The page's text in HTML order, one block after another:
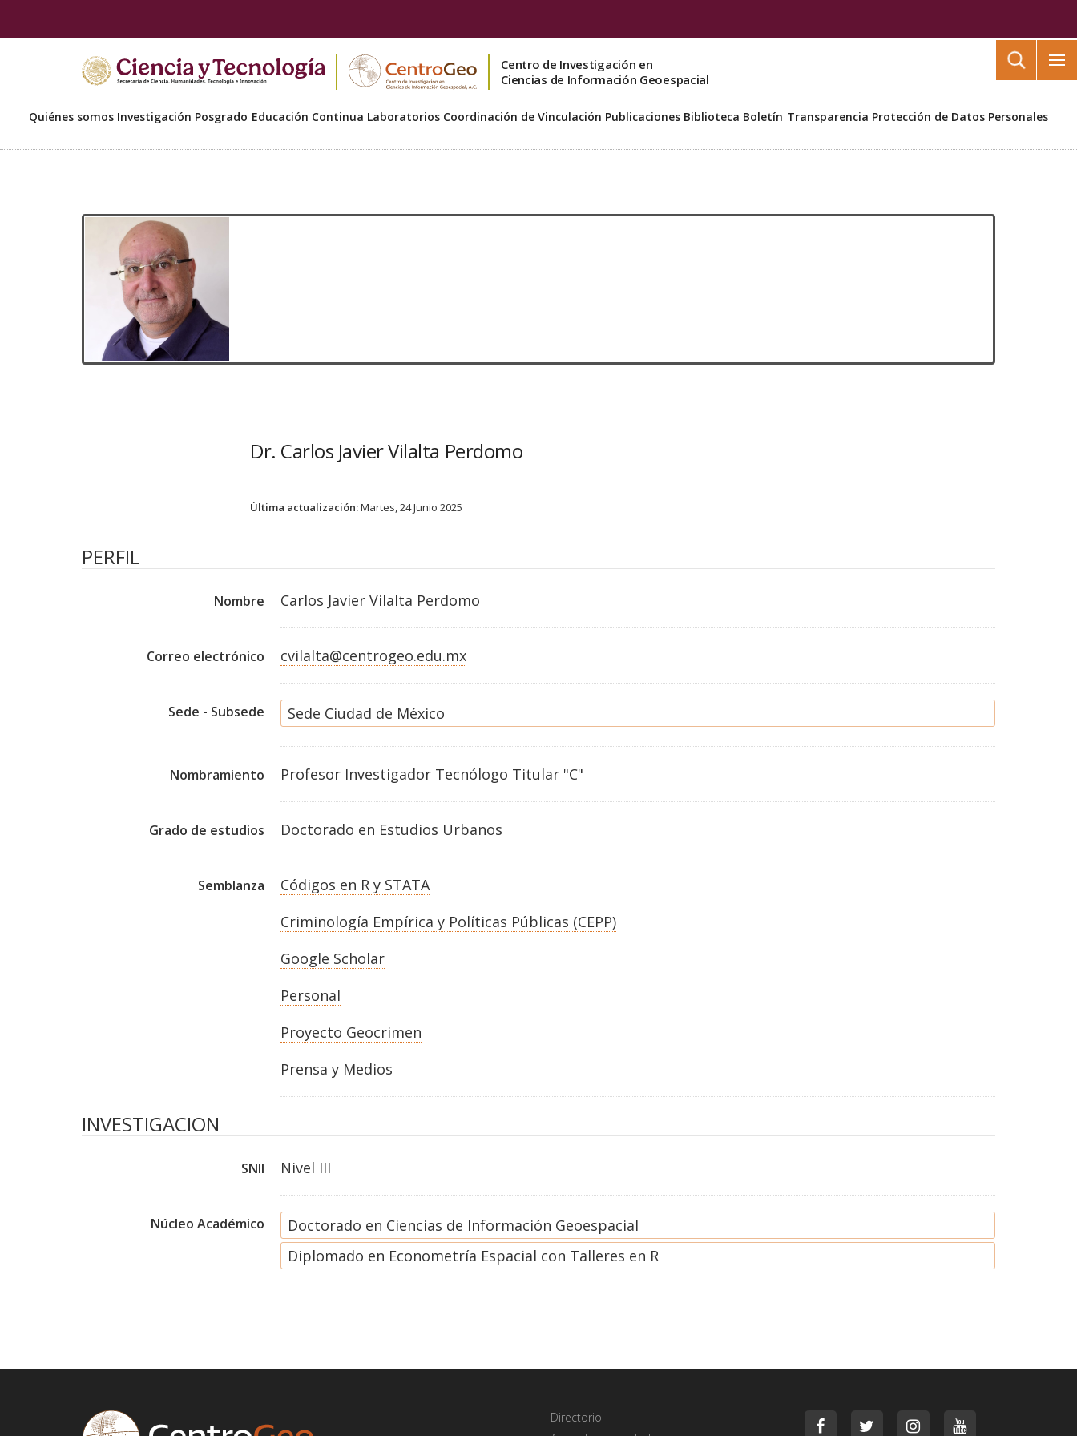
Centro de Investigación en
Ciencias de Información Geoespacial
Quiénes somos Investigación Posgrado Educación Continua Laboratorios Coordinación de Vinculación Publicaciones Biblioteca Boletín Transparencia Protección de Datos Personales
Dr. Carlos Javier Vilalta Perdomo
Última actualización:Martes, 24 Junio 2025
PERFIL
Nombre Carlos Javier Vilalta Perdomo
Correo electrónico cvilalta@centrogeo.edu.mx
Sede - Subsede Sede Ciudad de México
Nombramiento Profesor Investigador Tecnólogo Titular "C"
Grado de estudios Doctorado en Estudios Urbanos
Semblanza
Códigos en R y STATA
Criminología Empírica y Políticas Públicas (CEPP)
Google Scholar
Personal
Proyecto Geocrimen
Prensa y Medios
INVESTIGACION
SNII Nivel III
Núcleo Académico
Doctorado en Ciencias de Información Geoespacial
Diplomado en Econometría Espacial con Talleres en R
Directorio